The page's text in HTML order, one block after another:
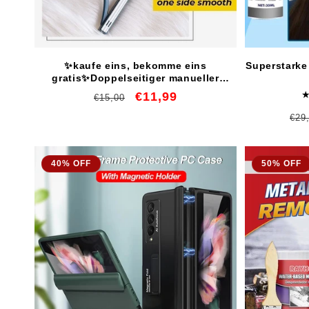
r
✨kaufe eins, bekomme eins
gratis✨Doppelseitiger manueller
Haarentferner
Normaler
€15,00 Verkaufspreis
€11,99
40% OFF 50% OFF